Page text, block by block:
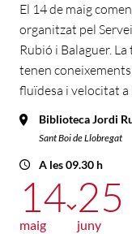
El 14 de maig
organitzat pel
Rubió i Balaguer.
tenen
fluïdesa i velocitat
Biblioteca Jordi
Sant Boi de Llobregat
A les 09.30 h
14
maig
25
juny